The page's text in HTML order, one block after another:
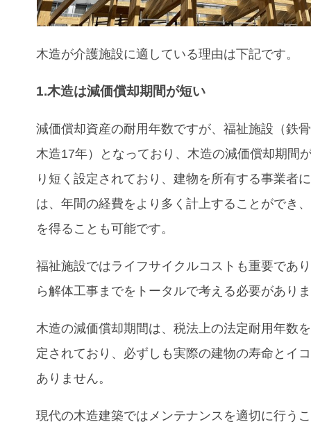
木造が介護施設に適している理由は下記です。
1.木造は減価償却期間が短い
減価償却資産の耐用年数ですが、福祉施設（鉄
木造17年）となっており、木造の減価償却期間
り短く設定されており、建物を所有する事業者
は、年間の経費をより多く計上することができ
を得ることも可能です。
福祉施設ではライフサイクルコストも重要であ
ら解体工事までをトータルで考える必要があり
木造の減価償却期間は、税法上の法定耐用年数
定されており、必ずしも実際の建物の寿命とイ
ありません。
現代の木造建築ではメンテナンスを適切に行う